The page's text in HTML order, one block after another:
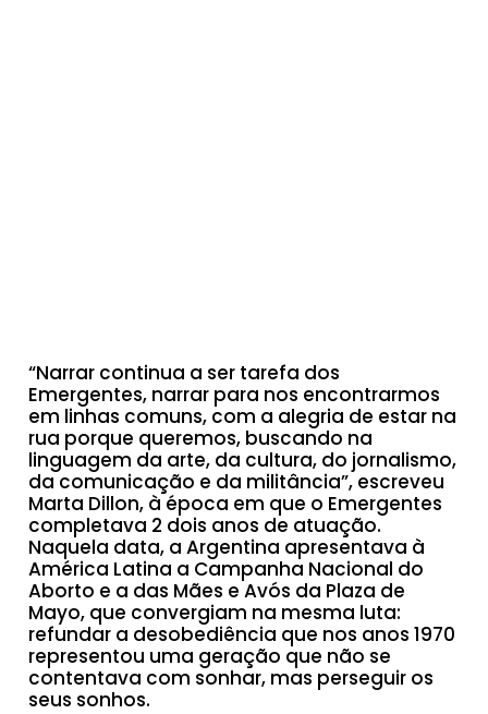
“Narrar continua a ser tarefa dos
Emergentes, narrar para nos encontrarmos
em linhas comuns, com a alegria de estar na
rua porque queremos, buscando na
linguagem da arte, da cultura, do jornalismo,
da comunicação e da militância”, escreveu
Marta Dillon, à época em que o Emergentes
completava 2 dois anos de atuação.
Naquela data, a Argentina apresentava à
América Latina a Campanha Nacional do
Aborto e a das Mães e Avós da Plaza de
Mayo, que convergiam na mesma luta:
refundar a desobediência que nos anos 1970
representou uma geração que não se
contentava com sonhar, mas perseguir os
seus sonhos.